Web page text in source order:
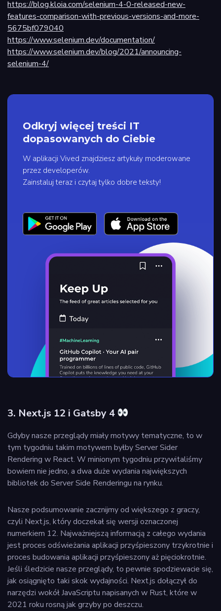
https://blog.kloia.com/selenium-4-0-released-new-
features-comparison-with-previous-versions-and-more-
5675bf079040
https://www.selenium.dev/documentation/
https://www.selenium.dev/blog/2021/announcing-
selenium-4/
Odkryj więcej treści IT
dopasowanych do Ciebie
W aplikacji Vived znajdziesz artykuły moderowane
przez developerów.
Zainstaluj teraz i czytaj tylko dobre teksty!
3. Next.js 12 i Gatsby 4
Gdyby nasze przeglądy miały motywy tematyczne, to w
tym tygodniu takim motywem byłby Server Sider
Rendering w React. W minionym tygodniu przywitaliśmy
bowiem nie jedno, a dwa duże wydania największych
bibliotek do Server Side Renderingu na rynku.
Nasze podsumowanie zacznijmy od większego z graczy,
czyli Next.js, który doczekał się wersji oznaczonej
numerkiem 12. Najważniejszą informacją z całego wydania
jest proces odświeżania aplikacji przyśpieszony trzykrotnie i
proces budowania aplikacji przyśpieszony aż pięciokrotnie.
Jeśli śledzicie nasze przeglądy, to pewnie spodziewacie się,
jak osiągnięto taki skok wydajności. Next.js dołączył do
narzędzi wokół JavaScriptu napisanych w Rust, które w
2021 roku rosną jak grzyby po deszczu.